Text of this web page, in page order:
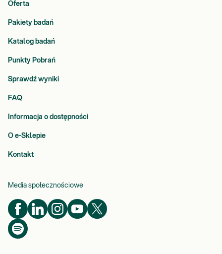
Oferta
Pakiety badań
Katalog badań
Punkty Pobrań
Sprawdź wyniki
FAQ
Informacja o dostępności
O e-Sklepie
Kontakt
Media społecznościowe